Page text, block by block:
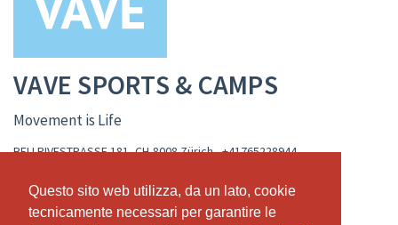
Questo sito web utilizza, da un lato, cookie
tecnicamente necessari per garantire le
Questo sito web utilizza, da un lato, cookie
tecnicamente necessari per garantire le
VAVE SPORTS & CAMPS
Movement is Life
BELLRIVESTRASSE 181, CH-8008 Zürich,+41765228944
valeria@vavesports.ch